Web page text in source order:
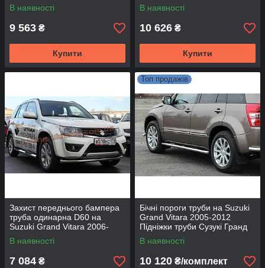
Grand Vitara 2006-2015
В наявності
9 563 ₴
Купити
2015
В наявності
10 626 ₴
Купити
Захист переднього бампера
труба одинарна D60 на
Suzuki Grand Vitara 2006-
2015
В наявності
7 084 ₴
Топ продажів
Бічні пороги труби на Suzuki
Grand Vitara 2005-2012
Підніжки труби Сузукі Гранд
Вітара D60 без накладок
В наявності
10 120 ₴/комплект